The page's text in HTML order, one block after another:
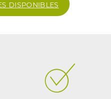
DISPONIBLES